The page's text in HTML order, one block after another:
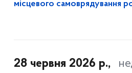
місцевого самоврядування
28 червня 2026 р.,